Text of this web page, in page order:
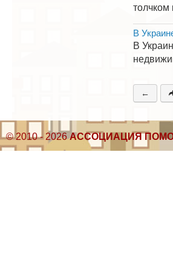
толчком
В
В
←
© 2010 - 2026АССОЦИАЦИЯ